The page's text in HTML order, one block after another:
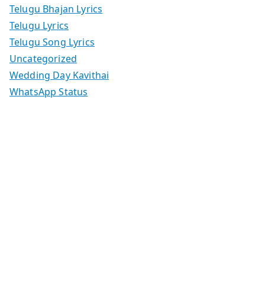
Telugu Bhajan Lyrics
Telugu Lyrics
Telugu Song Lyrics
Uncategorized
Wedding Day Kavithai
WhatsApp Status